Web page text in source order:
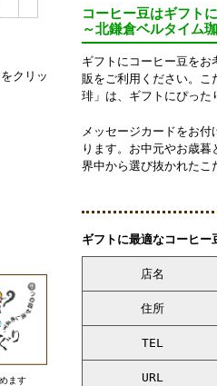
クリッ
ます
コーヒー豆はギフト
～北鎌倉ベルタイム
ギフトにコーヒー豆を
販をご利用ください。こ
琲」は、ギフトにぴった
メッセージカードをお付
ります。 お中元やお歳暮
界中から選び抜かれたこ
ギフトに最適なコーヒー
店名
住所
TEL
URL